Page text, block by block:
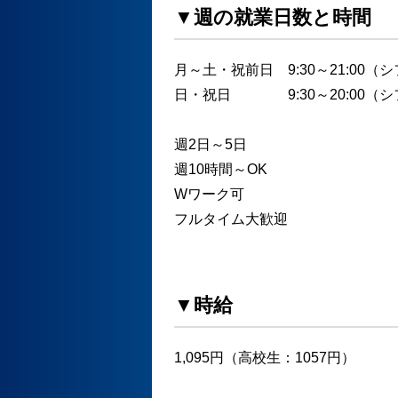
▼週の就業日数と時間
月～土・祝前日 9:30～21:00（シ
日・祝日 9:30～20:00（シフ
週2日～5日
週10時間～OK
Wワーク可
フルタイム大歓迎
▼時給
1,095円（高校生：1057円）